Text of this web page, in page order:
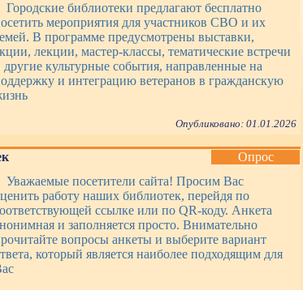
Городские библиотеки предлагают бесплатно
мероприятия для участников СВО и их
В программе предусмотрены выставки,
лекции, мастер-классы, тематические встречи
другие культурные события, направленные на
и интеграцию ветеранов в гражданскую
Опубликовано: 01.01.2026
Опрос
Уважаемые посетители сайта! Просим Вас
работу наших библиотек, перейдя по
ссылке или по QR-коду. Анкета
и заполняется просто. Внимательно
вопросы анкеты и выберите вариант
который является наиболее подходящим для